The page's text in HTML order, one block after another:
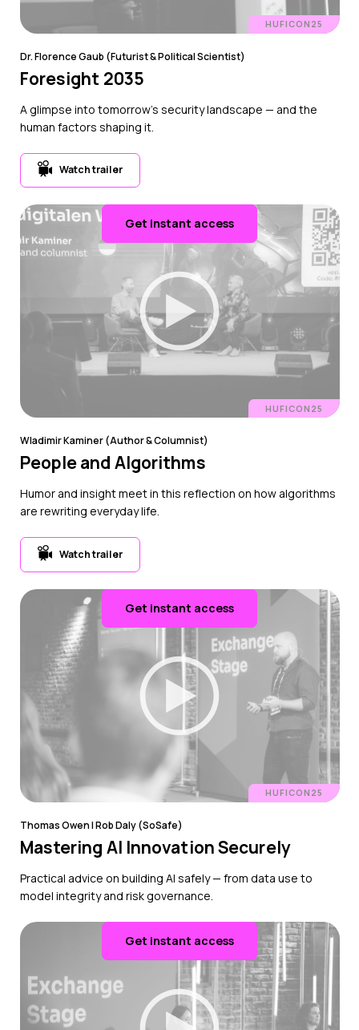
HUFICON25
Dr. Florence Gaub (Futurist & Political Scientist)
Foresight 2035
A glimpse into tomorrow’s security landscape — and the
human factors shaping it.
Watch trailer
HUFICON25
Wladimir Kaminer (Author & Columnist)
People and Algorithms
Humor and insight meet in this reflection on how algorithms
are rewriting everyday life.
Get instant access
Watch trailer
HUFICON25
Thomas Owen | Rob Daly (SoSafe)
Mastering AI Innovation Securely
Practical advice on building AI safely — from data use to
model integrity and risk governance.
Get instant access
Get instant access